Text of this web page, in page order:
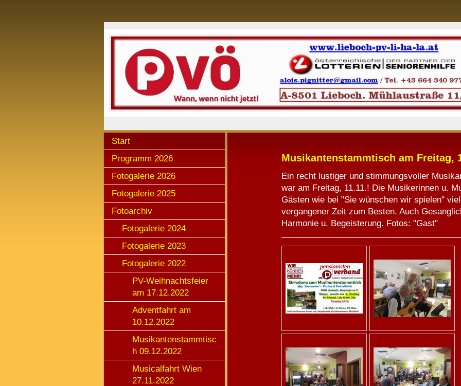
Start
Programm 2026
Fotogalerie 2026
Fotogalerie 2025
Fotoarchiv
Fotogalerie 2024
Fotogalerie 2023
Fotogalerie 2022
PV-Weihnachtsfeier
am 17.12.2022
Adventfahrt am
10.12.2022
Musikantenstammtisc
h 09.12.2022
Musicalfahrt Wien
27.11.2022
Musikantenstammtisch am Freitag,
Ein recht lustiger und stimmungsvoller
war am Freitag, 11.11.! Die Musikerinnen u.
Gästen wie bei "Sie wünschen wir spielen"
vergangener Zeit zum Besten. Auch
Harmonie u. Begeisterung. Fotos: "Gast"